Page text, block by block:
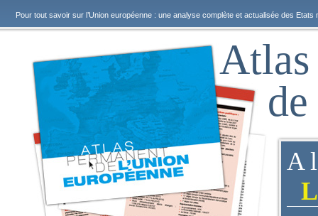
Pour tout savoir sur l’Union européenne : une analyse complète et actualisée des
Atlas
A